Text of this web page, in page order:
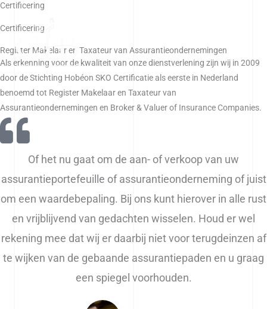
Ga
inhoud
Certificering
Certificering
Register Makelaar en Taxateur van Assurantieondernemingen
Als erkenning voor de kwaliteit van onze dienstverlening zijn wij in 2009
door de Stichting Hobéon SKO Certificatie als eerste in Nederland
benoemd tot Register Makelaar en Taxateur van
Assurantieondernemingen en Broker & Valuer of Insurance Companies.
Of het nu gaat om de aan- of verkoop van uw
assurantieportefeuille of assurantieonderneming of juist
om een waardebepaling. Bij ons kunt hierover in alle rust
en vrijblijvend van gedachten wisselen. Houd er wel
rekening mee dat wij er daarbij niet voor terugdeinzen af
te wijken van de gebaande assurantiepaden en u graag
een spiegel voorhouden.